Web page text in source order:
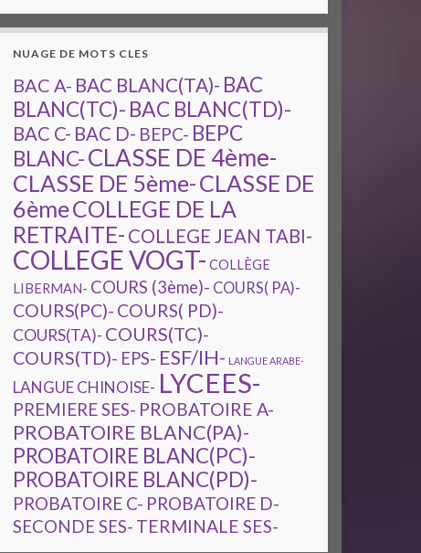
NUAGE DE MOTS CLES
BAC A- BAC BLANC(TA)- BAC
BLANC(TC)- BAC BLANC(TD)-
BAC C- BAC D- BEPC- BEPC
BLANC-CLASSE DE 4ème-
CLASSE DE 5ème-CLASSE DE
6èmeCOLLEGE DE LA
RETRAITE- COLLEGE JEAN TABI-
COLLEGE VOGT- COLLÈGE
LIBERMAN- COURS (3ème)- COURS( PA)-
COURS(PC)- COURS( PD)-
COURS(TA)- COURS(TC)-
COURS(TD)- EPS- ESF/IH- LANGUE ARABE-
LANGUE CHINOISE- LYCEES-
PREMIERE SES- PROBATOIRE A-
PROBATOIRE BLANC(PA)-
PROBATOIRE BLANC(PC)-
PROBATOIRE BLANC(PD)-
PROBATOIRE C- PROBATOIRE D-
SECONDE SES- TERMINALE SES-